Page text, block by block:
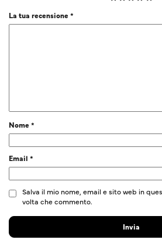
La tua recensione*
Nome*
Email *
Salva il mio nome, email e sito web in
volta che commento.